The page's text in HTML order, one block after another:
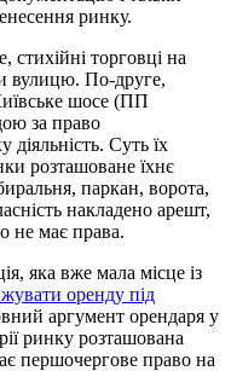
ринку.
торговці на
вулицю. По-друге,
шосе (ПП
за право
Суть їх
розташоване їхнє
паркан, ворота,
накладено арешт,
не має права.
яка вже мала місце із
оренду під
аргумент орендаря у
ринку розташована
першочергове право на